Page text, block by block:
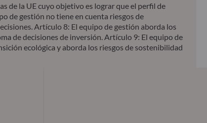
de la UE cuyo objetivo es lograr que el perfil de
de gestión no tiene en cuenta riesgos de
Artículo 8: El equipo de gestión aborda los
de decisiones de inversión. Artículo 9: El equipo de
ecológica y aborda los riesgos de sostenibilidad